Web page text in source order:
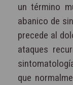
un término
abanico de
precede al
ataques
que